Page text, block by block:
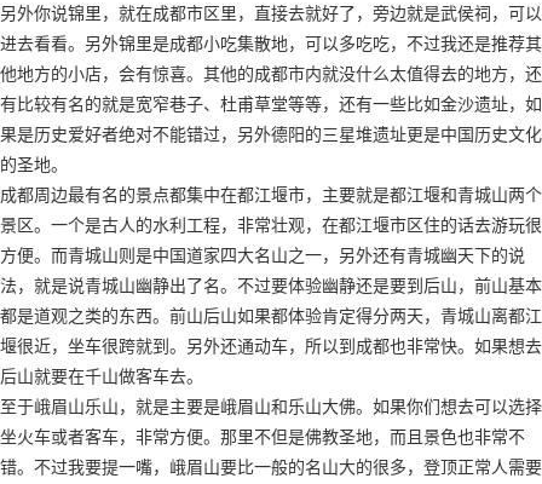
另外你说锦里，就在成都市区里，直接去就好了，旁边就是武侯祠，可以
进去看看。另外锦里是成都小吃集散地，可以多吃吃，不过我还是推荐其
他地方的小店，会有惊喜。其他的成都市内就没什么太值得去的地方，还
有比较有名的就是宽窄巷子、杜甫草堂等等，还有一些比如金沙遗址，如
果是历史爱好者绝对不能错过，另外德阳的三星堆遗址更是中国历史文化
的圣地。
成都周边最有名的景点都集中在都江堰市，主要就是都江堰和青城山两个
景区。一个是古人的水利工程，非常壮观，在都江堰市区住的话去游玩很
方便。而青城山则是中国道家四大名山之一，另外还有青城幽天下的说
法，就是说青城山幽静出了名。不过要体验幽静还是要到后山，前山基本
都是道观之类的东西。前山后山如果都体验肯定得分两天，青城山离都江
堰很近，坐车很跨就到。另外还通动车，所以到成都也非常快。如果想去
后山就要在千山做客车去。
至于峨眉山乐山，就是主要是峨眉山和乐山大佛。如果你们想去可以选择
坐火车或者客车，非常方便。那里不但是佛教圣地，而且景色也非常不
错。不过我要提一嘴，峨眉山要比一般的名山大的很多，登顶正常人需要